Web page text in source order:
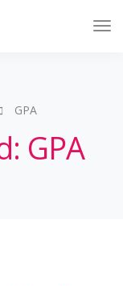
GPA
GPA